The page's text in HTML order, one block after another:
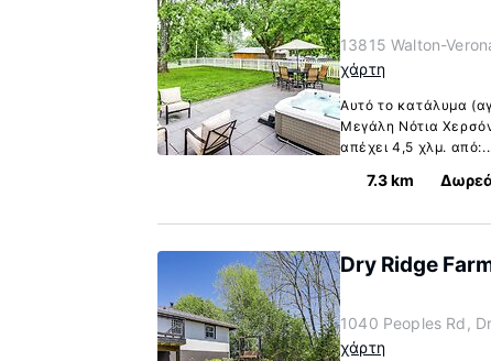
13815 Walton-
χάρτη
Αυτό το κατάλυμα
Μεγάλη Νότια
απέχει 4,5 χλμ.
7.3 km
Dry Ridge
1040 Peoples Rd,
χάρτη